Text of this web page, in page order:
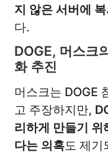
지 않은 서버에
다.
DOGE, 머스크
화 추진
머스크는 DOGE
고 주장하지만,
리하게 만들기 위
다는 의혹도 제기